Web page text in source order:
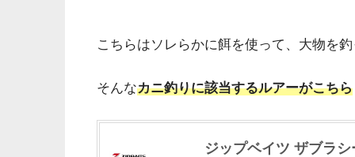
こちらはソレらかに餌を使って、大物を
そんなカニ釣りに該当するルアーがこちら
ジップベイツ ザブラ